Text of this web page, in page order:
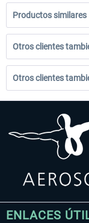
Productos similares
Otros clientes
Otros clientes
ENLACES